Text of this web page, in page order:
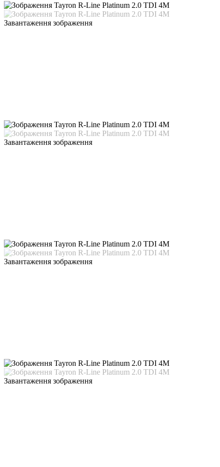
Завантаження зображення
Завантаження зображення
Завантаження зображення
Завантаження зображення